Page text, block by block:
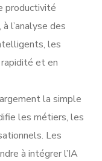
productivité
l’analyse des
les
et en
la simple
les métiers, les
Les
à intégrer l’IA